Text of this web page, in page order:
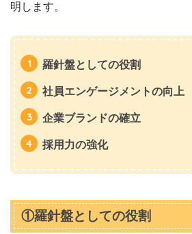
明します。
羅針盤としての役割
社員エンゲージメントの向上
企業ブランドの確立
採用力の強化
①羅針盤としての役割